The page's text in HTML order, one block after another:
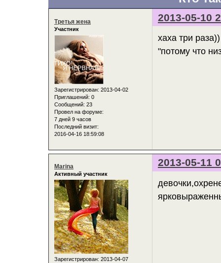
2013-05-10
Третья жена
Участник
Зарегистрирован: 2013-04-02
Приглашений: 0
Сообщений: 23
Провел на форуме:
7 дней 9 часов
Последний визит:
2016-04-16 18:59:08
хаха три
"потому что
2013-05-11
Marina
Активный участник
Зарегистрирован: 2013-04-07